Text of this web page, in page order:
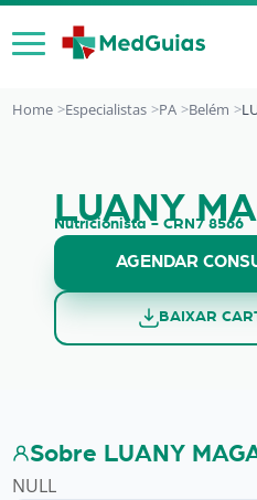
Ir para o conteúdo
Home Especialistas PA Belém
LUANY
LUANY
Nutricionista - CRN7 8566
AGENDAR
BAIXAR
Sobre LUANY
NULL